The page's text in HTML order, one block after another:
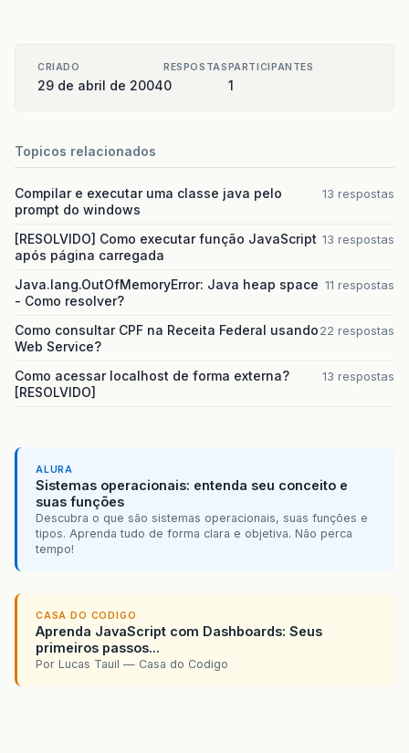
CRIADO
29 de abril de 2004
RESPOSTAS
0
PARTICIPANTES
1
Topicos relacionados
Compilar e executar uma classe java pelo
prompt do windows
13 respostas
[RESOLVIDO] Como executar função JavaScript
após página carregada
13 respostas
Java.lang.OutOfMemoryError: Java heap space
- Como resolver?
11 respostas
Como consultar CPF na Receita Federal usando
Web Service?
22 respostas
Como acessar localhost de forma externa?
[RESOLVIDO]
13 respostas
ALURA
Sistemas operacionais: entenda seu conceito e
suas funções
Descubra o que são sistemas operacionais, suas funções e
tipos. Aprenda tudo de forma clara e objetiva. Não perca
tempo!
CASA DO CODIGO
Aprenda JavaScript com Dashboards: Seus
primeiros passos...
Por Lucas Tauil — Casa do Codigo